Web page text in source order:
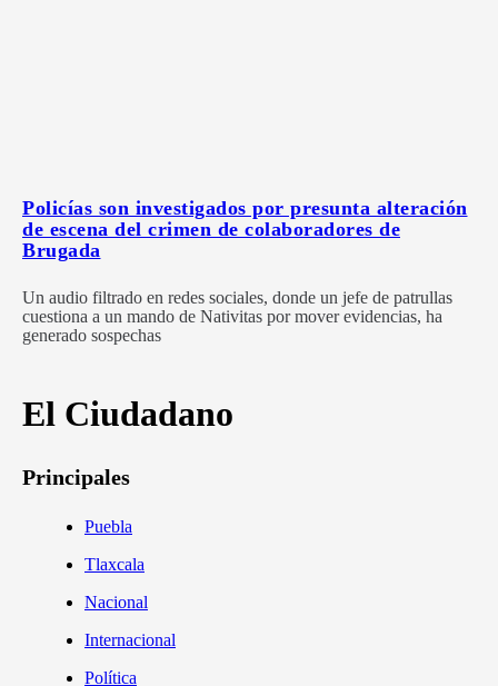
Policías son investigados por presunta alteración
de escena del crimen de colaboradores de
Brugada
Un audio filtrado en redes sociales, donde un jefe de patrullas
cuestiona a un mando de Nativitas por mover evidencias, ha
generado sospechas
El Ciudadano
Principales
Puebla
Tlaxcala
Nacional
Internacional
Política